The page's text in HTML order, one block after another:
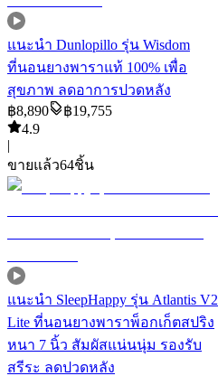
แนะนำ Dunlopillo รุ่น Wisdom
ที่นอนยางพาราแท้ 100% เพื่อ
สุขภาพ ลดอาการปวดหลัง
฿8,890 ฿19,755
4.9
|
ขายแล้ว64ชิ้น
แนะนำ SleepHappy รุ่น Atlantis V2
Lite ที่นอนยางพาราพ็อกเก็ตสปริง
หนา 7 นิ้ว สัมผัสแน่นนุ่ม รองรับ
สรีระ ลดปวดหลัง